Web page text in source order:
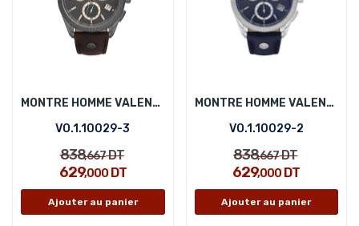
MONTRE HOMME VALENTINO ORLANDI VO.1.10029-3
VO.1.10029-3
838,667DT
629,000DT
Ajouter au panier
MONTRE HOMME VALENTINO ORLANDI VO.1.10029-2
VO.1.10029-2
838,667DT
629,000 DT
Ajouter au panier